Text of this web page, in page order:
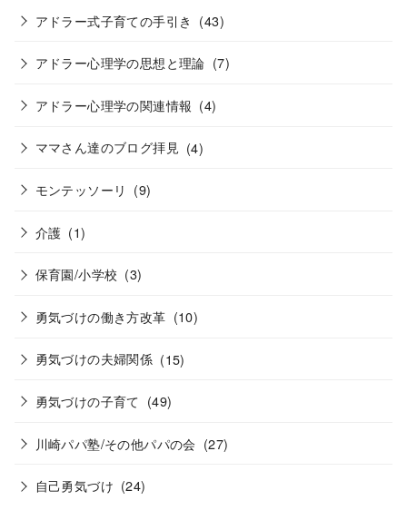
アドラー式子育ての手引き (43)
アドラー心理学の思想と理論 (7)
アドラー心理学の関連情報 (4)
ママさん達のブログ拝見 (4)
モンテッソーリ (9)
介護 (1)
保育園/小学校 (3)
勇気づけの働き方改革 (10)
勇気づけの夫婦関係 (15)
勇気づけの子育て (49)
川崎パパ塾/その他パパの会 (27)
自己勇気づけ (24)